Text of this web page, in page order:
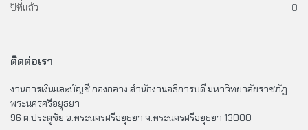
ปีที่แล้ว
0
ติดต่อเรา
งานการเงินและบัญชี กองกลาง สำนักงานอธิการบดี มหาวิทยาลัยราชภัฏ
พระนครศรีอยุธยา
96 ต.ประตูชัย อ.พระนครศรีอยุธยา จ.พระนครศรีอยุธยา 13000